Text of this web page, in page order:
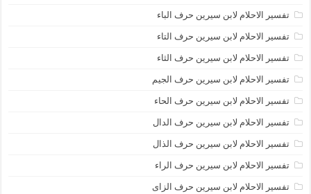
تفسير الاحلام لابن سيرين حرف الباء
تفسير الاحلام لابن سيرين حرف التاء
تفسير الاحلام لابن سيرين حرف الثاء
تفسير الاحلام لابن سيرين حرف الجيم
تفسير الاحلام لابن سيرين حرف الحاء
تفسير الاحلام لابن سيرين حرف الدال
تفسير الاحلام لابن سيرين حرف الذال
تفسير الاحلام لابن سيرين حرف الراء
تفسير الاحلام لابن سيرين حرف الزاى